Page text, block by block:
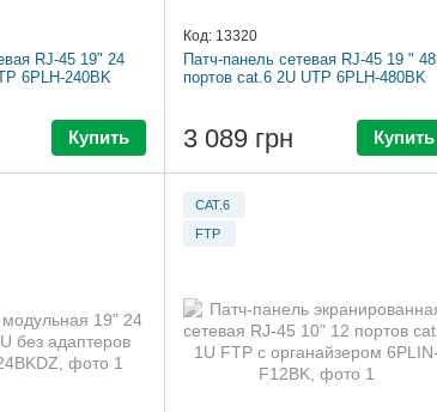
RJ-45 19" 24
6PLH-240BK
Купить
Код: 13320
Патч-панель сетевая RJ-45 19 " 48
портов cat.6 2U UTP 6PLH-480BK
3 089 грн Купить
CAT.6
FTP